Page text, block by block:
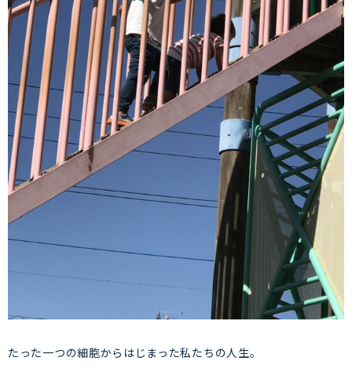
たった一つの細胞からはじまった私たちの人生。